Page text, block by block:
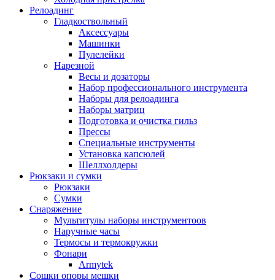
Релоадинг
Гладкоствольный
Аксессуары
Машинки
Пулелейки
Нарезной
Весы и дозаторы
Набор профессионального инструмента
Наборы для релоадинга
Наборы матриц
Подготовка и очистка гильз
Прессы
Специальные инструменты
Установка капсюлей
Шеллхолдеры
Рюкзаки и сумки
Рюкзаки
Сумки
Снаряжение
Мультитулы наборы инструментоов
Наручные часы
Термосы и термокружки
Фонари
Armytek
Сошки опоры мешки